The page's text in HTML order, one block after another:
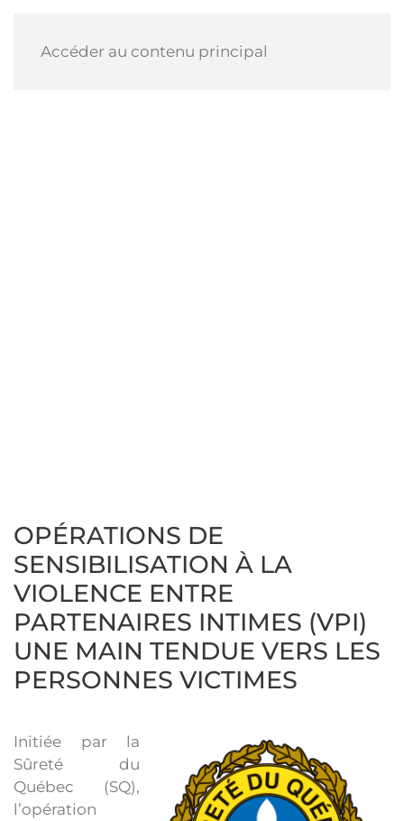
Accéder au contenu principal
OPÉRATIONS DE
SENSIBILISATION À LA
VIOLENCE ENTRE
PARTENAIRES INTIMES (VPI)
UNE MAIN TENDUE VERS LES
PERSONNES VICTIMES
Initiée par la
Sûreté du
Québec (SQ),
l’opération